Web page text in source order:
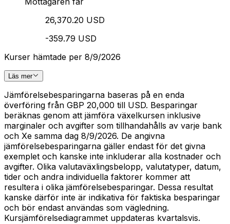
26,370.20 USD
-359.79 USD
Kurser hämtade per 8/9/2026
Läs mer
Jämförelsebesparingarna baseras på en enda
överföring från GBP 20,000 till USD. Besparingar
beräknas genom att jämföra växelkursen inklusive
marginaler och avgifter som tillhandahålls av varje bank
och Xe samma dag 8/9/2026. De angivna
jämförelsebesparingarna gäller endast för det givna
exemplet och kanske inte inkluderar alla kostnader och
avgifter. Olika valutaväxlingsbelopp, valutatyper, datum,
tider och andra individuella faktorer kommer att
resultera i olika jämförelsebesparingar. Dessa resultat
kanske därför inte är indikativa för faktiska besparingar
och bör endast användas som vägledning.
Kursjämförelsediagrammet uppdateras kvartalsvis.